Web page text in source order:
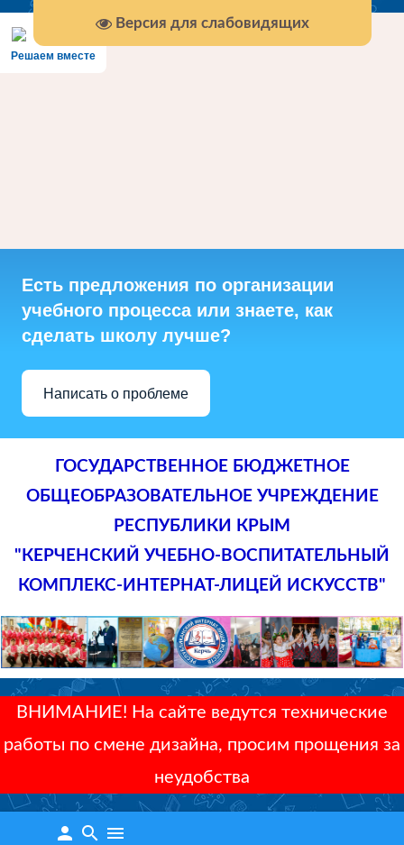
Версия для слабовидящих
Решаем вместе
Есть предложения по организации
учебного процесса или знаете, как
сделать школу лучше?
Написать о проблеме
ГОСУДАРСТВЕННОЕ БЮДЖЕТНОЕ
ОБЩЕОБРАЗОВАТЕЛЬНОЕ УЧРЕЖДЕНИЕ
РЕСПУБЛИКИ КРЫМ
"КЕРЧЕНСКИЙ УЧЕБНО-ВОСПИТАТЕЛЬНЫЙ
КОМПЛЕКС-ИНТЕРНАТ-ЛИЦЕЙ ИСКУССТВ"
ВНИМАНИЕ! На сайте ведутся технические
работы по смене дизайна, просим прощения за
неудобства
person search menu